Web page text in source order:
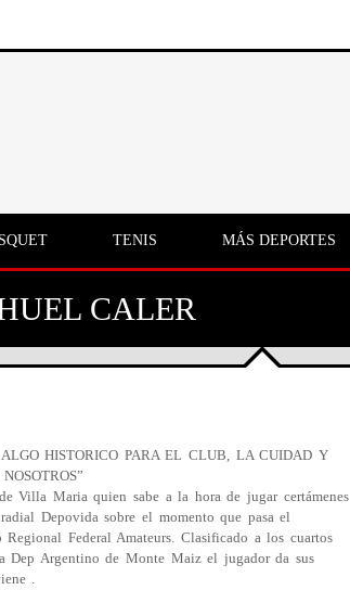
TENIS MÁS DEPORTES
CALER
HISTORICO PARA EL CLUB, LA CUIDAD Y
Villa Maria quien sabe a la hora de jugar certámenes
Depovida sobre el momento que pasa el
Federal Amateurs. Clasificado a los cuartos
Dep Argentino de Monte Maiz el jugador da sus
.